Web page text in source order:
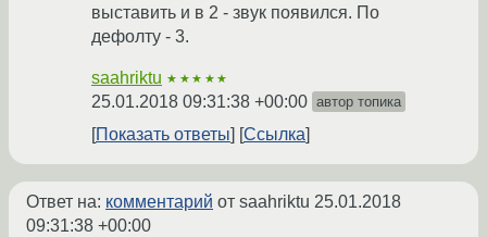
выставить и в 2 - звук появился. По
дефолту - 3.
saahriktu ★★★★★
25.01.2018 09:31:38 +00:00 автор топика
Показать ответы Ссылка
Ответ на: комментарий от saahriktu 25.01.2018
09:31:38 +00:00